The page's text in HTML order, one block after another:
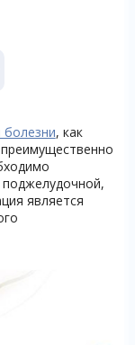
болезни, как
поджелудочной,
является